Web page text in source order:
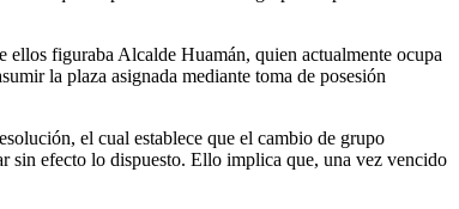
figuraba Alcalde Huamán, quien actualmente ocupa
la plaza asignada mediante toma de posesión
el cual establece que el cambio de grupo
sin efecto lo dispuesto. Ello implica que, una vez vencido